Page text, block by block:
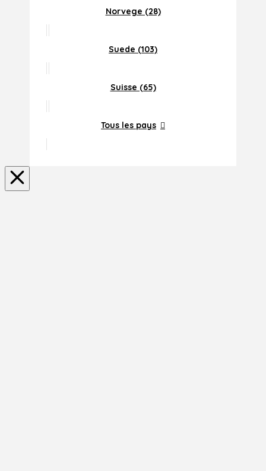
Norvege (28)
Suede (103)
Suisse (65)
Tous les pays